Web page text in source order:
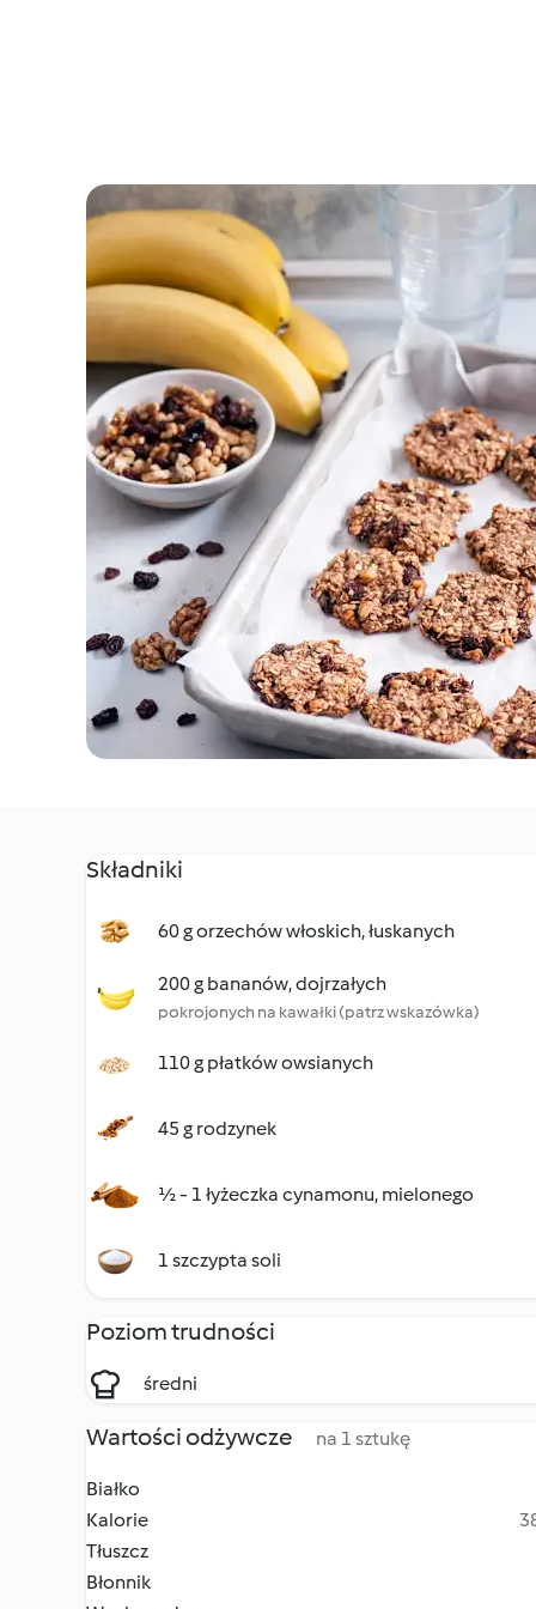
Składniki
60 g orzechów włoskich, łuskanych
200 g bananów, dojrzałych
pokrojonych na kawałki (patrz wskazówka)
110 g płatków owsianych
45 g rodzynek
½ - 1 łyżeczka cynamonu, mielonego
1 szczypta soli
Poziom trudności
średni
Wartości odżywcze na 1 sztukę
Białko
Kalorie
Tłuszcz
Błonnik